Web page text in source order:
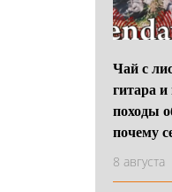
Чай с
гитара
походы
почему
8 августа